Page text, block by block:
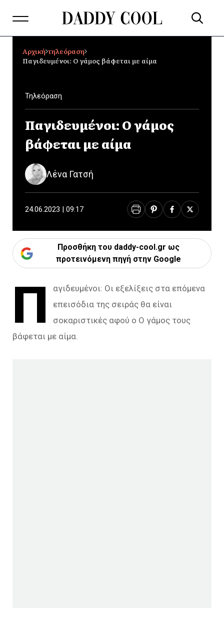
Αρχική τηλεόραση
Παγιδευμένοι: Ο γάμος βάφεται με αίμα
Τηλεόραση
Παγιδευμένοι: Ο γάμος
βάφεται με αίμα
Λένα Γατσή
24.06.2023 | 09:17
Προσθήκη του daddy-cool.gr ως
προτεινόμενη πηγή στην Google
Π
αγιδευμένοι: Οι εξελίξεις στα επόμενα
επεισόδια της σειράς θα είναι
σοκαριστικές αφού ο Ο γάμος τους
βάφεται με αίμα.